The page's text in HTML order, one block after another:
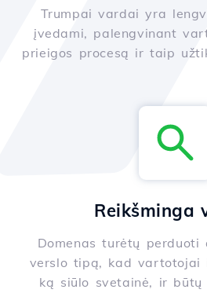
Trumpai vardai yra
įvedami, palengvinant
prieigos procesą ir taip
Reikšminga
Domenas turėtų
verslo tipą, kad vartotojai
ką siūlo svetainė, ir būtų